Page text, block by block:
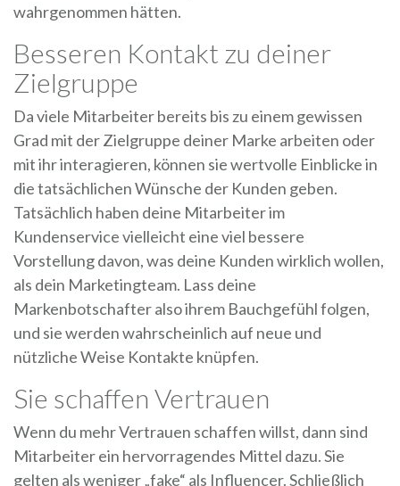
wahrgenommen hätten.
Besseren Kontakt zu deiner
Zielgruppe
Da viele Mitarbeiter bereits bis zu einem gewissen
Grad mit der Zielgruppe deiner Marke arbeiten oder
mit ihr interagieren, können sie wertvolle Einblicke in
die tatsächlichen Wünsche der Kunden geben.
Tatsächlich haben deine Mitarbeiter im
Kundenservice vielleicht eine viel bessere
Vorstellung davon, was deine Kunden wirklich wollen,
als dein Marketingteam. Lass deine
Markenbotschafter also ihrem Bauchgefühl folgen,
und sie werden wahrscheinlich auf neue und
nützliche Weise Kontakte knüpfen.
Sie schaffen Vertrauen
Wenn du mehr Vertrauen schaffen willst, dann sind
Mitarbeiter ein hervorragendes Mittel dazu. Sie
gelten als weniger „fake“ als Influencer. Schließlich